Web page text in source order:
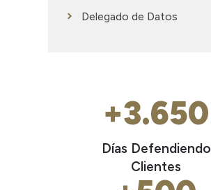
Delegado de Datos
+3.650
Días Defendiendo
Clientes